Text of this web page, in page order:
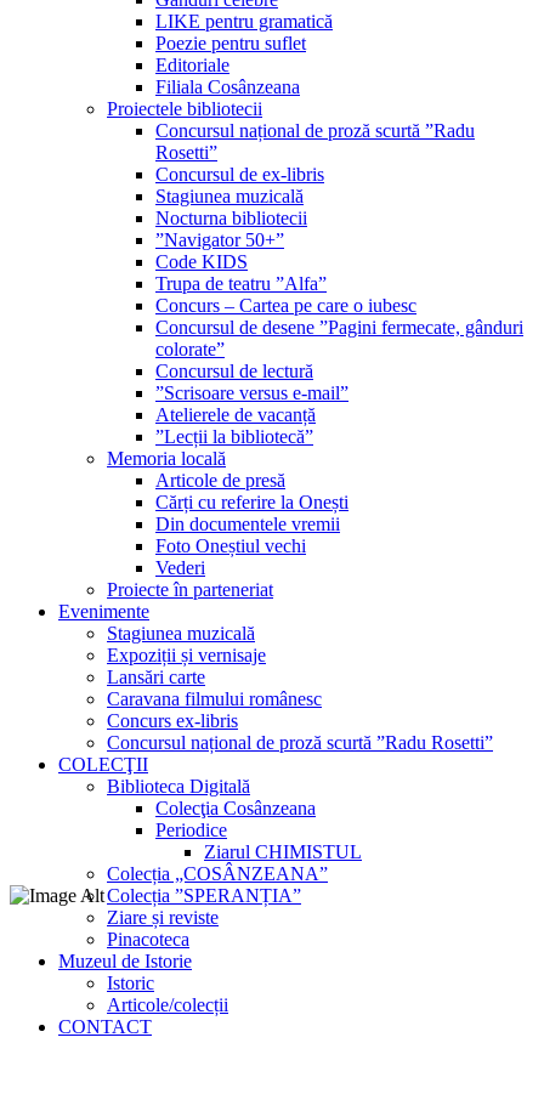
LIKE pentru gramatică
Poezie pentru suflet
Editoriale
Filiala Cosânzeana
Proiectele bibliotecii
Concursul național de proză scurtă ”Radu
Rosetti”
Concursul de ex-libris
Stagiunea muzicală
Nocturna bibliotecii
”Navigator 50+”
Code KIDS
Trupa de teatru ”Alfa”
Concurs – Cartea pe care o iubesc
Concursul de desene ”Pagini fermecate, gânduri
colorate”
Concursul de lectură
”Scrisoare versus e-mail”
Atelierele de vacanță
”Lecții la bibliotecă”
Memoria locală
Articole de presă
Cărți cu referire la Onești
Din documentele vremii
Foto Oneștiul vechi
Vederi
Proiecte în parteneriat
Evenimente
Stagiunea muzicală
Expoziții și vernisaje
Lansări carte
Caravana filmului românesc
Concurs ex-libris
Concursul național de proză scurtă ”Radu Rosetti”
COLECŢII
Biblioteca Digitală
Colecţia Cosânzeana
Periodice
Ziarul CHIMISTUL
Colecția „COSÂNZEANA”
Colecția ”SPERANȚIA”
Ziare și reviste
Pinacoteca
Muzeul de Istorie
Istoric
Articole/colecții
CONTACT